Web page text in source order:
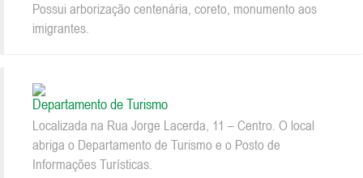
Possui arborização centenária, coreto, monumento aos
imigrantes.
Departamento de Turismo
Localizada na Rua Jorge Lacerda, 11 – Centro. O local
abriga o Departamento de Turismo e o Posto de
Informações Turísticas.